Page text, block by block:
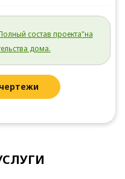
состав проекта"на
дома.